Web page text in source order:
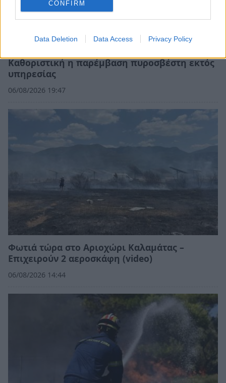
CONFIRM
Data Deletion Data Access Privacy Policy
Καθοριστική η παρέμβαση πυροσβέστη εκτός
υπηρεσίας
06/08/2026 19:47
Φωτιά τώρα στο Αριοχώρι Καλαμάτας –
Επιχειρούν 2 αεροσκάφη (video)
06/08/2026 14:44